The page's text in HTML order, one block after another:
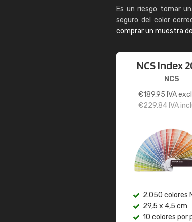
Es un riesgo tomar
seguro del color
comprar un muestra
NCS Index
NCS
€189,95 IVA
€229,84 IVA
2.050 colores
29,5 x 4,5 cm
10 colores por